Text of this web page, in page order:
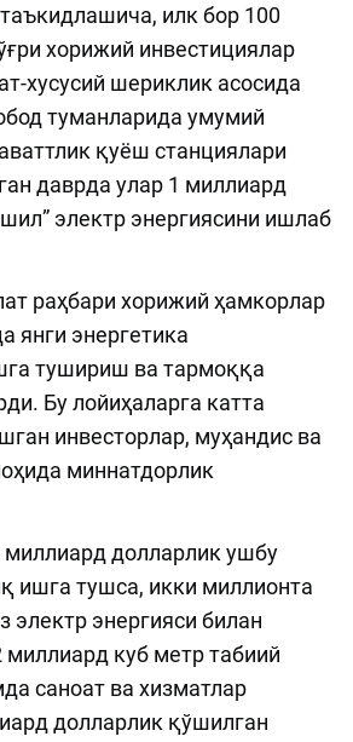
илк бор 100
хорижий инвестициялар
хусусий шериклик асосида
туманларида умумий
қуёш станциялари
даврда улар 1 миллиард
электр энергиясини ишлаб
раҳбари хорижий ҳамкорлар
янги энергетика
тушириш ва тармоққа
Бу лойиҳаларга катта
инвесторлар, муҳандис ва
миннатдорлик
долларлик ушбу
ишга тушса, икки миллионта
электр энергияси билан
куб метр табиий
саноат ва хизматлар
долларлик қўшилган